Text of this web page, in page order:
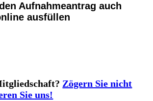
Aufnahmeantrag auch
ausfüllen
Zögern Sie nicht
Sie uns!